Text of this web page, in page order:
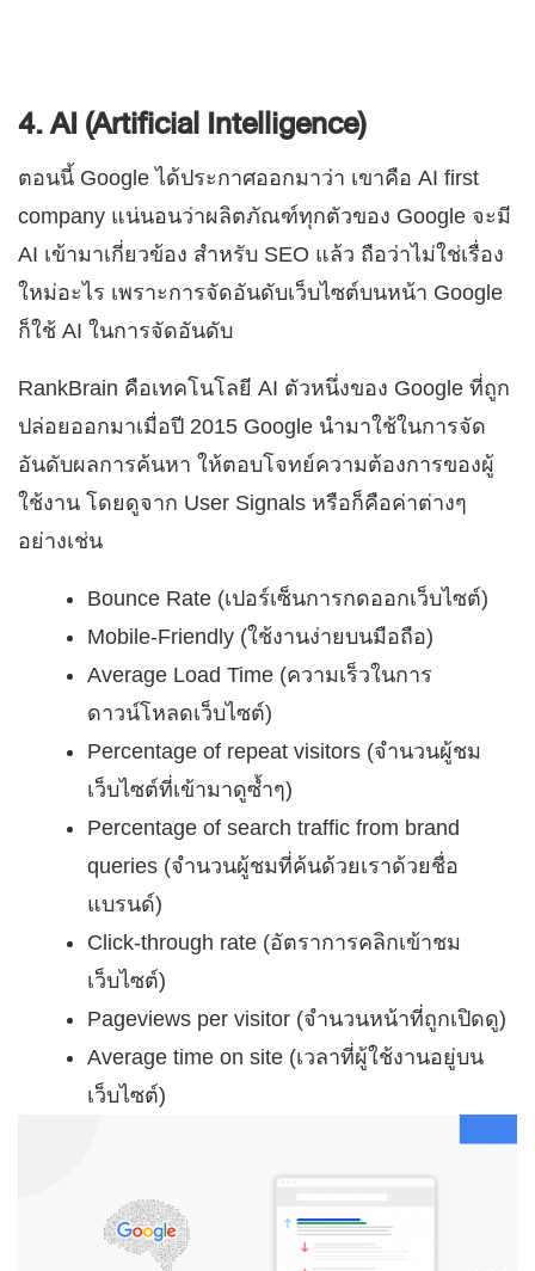
4. AI (Artificial Intelligence)
ตอนนี้ Google ได้ประกาศออกมาว่า เขาคือ AI first
company แน่นอนว่าผลิตภัณฑ์ทุกตัวของ Google จะมี
AI เข้ามาเกี่ยวข้อง สำหรับ SEO แล้ว ถือว่าไม่ใช่เรื่อง
ใหม่อะไร เพราะการจัดอันดับเว็บไซต์บนหน้า Google
ก็ใช้ AI ในการจัดอันดับ
RankBrain คือเทคโนโลยี AI ตัวหนึ่งของ Google ที่ถูก
ปล่อยออกมาเมื่อปี 2015 Google นำมาใช้ในการจัด
อันดับผลการค้นหา ให้ตอบโจทย์ความต้องการของผู้
ใช้งาน โดยดูจาก User Signals หรือก็คือค่าต่างๆ
อย่างเช่น
Bounce Rate (เปอร์เซ็นการกดออกเว็บไซต์)
Mobile-Friendly (ใช้งานง่ายบนมือถือ)
Average Load Time (ความเร็วในการ
ดาวน์โหลดเว็บไซต์)
Percentage of repeat visitors (จำนวนผู้ชม
เว็บไซต์ที่เข้ามาดูซ้ำๆ)
Percentage of search traffic from brand
queries (จำนวนผู้ชมที่ค้นด้วยเราด้วยชื่อ
แบรนด์)
Click-through rate (อัตราการคลิกเข้าชม
เว็บไซต์)
Pageviews per visitor (จำนวนหน้าที่ถูกเปิดดู)
Average time on site (เวลาที่ผู้ใช้งานอยู่บน
เว็บไซต์)